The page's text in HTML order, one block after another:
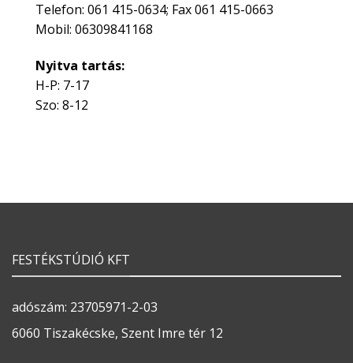
Telefon: 061 415-0634; Fax 061 415-0663
Mobil: 06309841168
Nyitva tartás:
H-P: 7-17
Szo: 8-12
FESTÉKSTÚDIÓ KFT
adószám: 23705971-2-03
6060 Tiszakécske, Szent Imre tér 12